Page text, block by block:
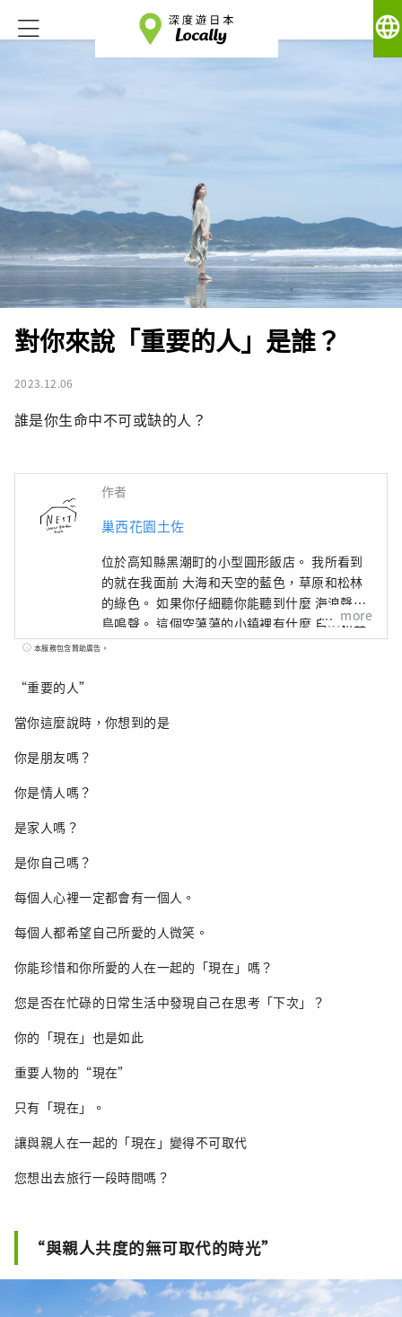
language
對你來說「重要的人」是誰？
2023.12.06
誰是你生命中不可或缺的人？
作者
巢西花園土佐
位於高知縣黑潮町的小型圓形飯店。 我所看到
的就在我面前 大海和天空的藍色，草原和松林
的綠色。 如果你仔細聽你能聽到什麼 海浪聲和
鳥鳴聲。 這個空蕩蕩的小鎮裡有什麼 自然如其
所是。 鳥巢西花園土佐飯店 與親人共度的不可
more
本服務包含贊助廣告。
“重要的人”
當你這麼說時，你想到的是
你是朋友嗎？
你是情人嗎？
是家人嗎？
是你自己嗎？
每個人心裡一定都會有一個人。
每個人都希望自己所愛的人微笑。
你能珍惜和你所愛的人在一起的「現在」嗎？
您是否在忙碌的日常生活中發現自己在思考「下次」？
你的「現在」也是如此
重要人物的“現在”
只有「現在」。
讓與親人在一起的「現在」變得不可取代
您想出去旅行一段時間嗎？
“與親人共度的無可取代的時光”